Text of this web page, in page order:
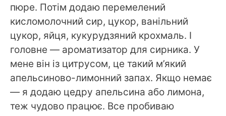
пюре. Потім додаю перемелений
кисломолочний сир, цукор, ванільний
цукор, яйця, кукурудзяний крохмаль. І
головне — ароматизатор для сирника. У
мене він із цитрусом, це такий м’який
апельсиново-лимонний запах. Якщо немає
— я додаю цедру апельсина або лимона,
теж чудово працює. Все пробиваю